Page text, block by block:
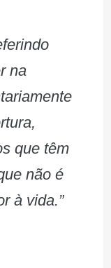
na
que têm
não é
à vida.”